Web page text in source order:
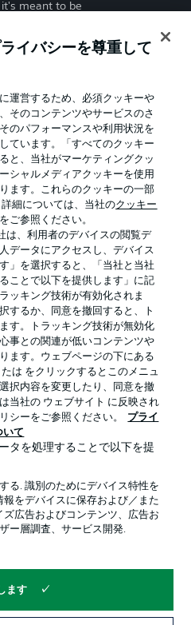
it's meant to be
優先設定を管理する
放送局
選手
Gruppe GmbH
ださい
イバシーを尊重して
運営するため、必須クッキーや
そのコンテンツやサービスのさ
のパフォーマンスや利用状況を
ています。「すべてのクッキー
と、当社がマーケティングクッ
シャルメディアクッキーを使用
ます。これらのクッキーの一部
細については、当社のクッキー
ご参照ください。
は、利用者のデバイスの閲覧デ
データにアクセスし、デバイス
」を選択すると、「当社と当社
ことで以下を提供します」に記
ッキング技術が有効化されま
するか、同意を撤回すると、ト
す。トラッキング技術が無効化
事との関連が低いコンテンツや
ます。ウェブページの下にある
は をクリックするとこのメニュ
択内容を変更したり、同意を撤
当社の ウェブサイト に反映され
シーをご参照ください。
プライ
いて
タを処理することで以下を提
る. 識別のためにデバイス特性を
をデバイスに保存および／また
広告およびコンテンツ、広告お
ー層調査、サービス開発.
ます